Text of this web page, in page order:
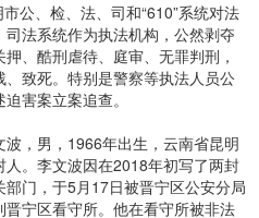
公、检、法、司和“610”系统对法
法系统作为执法机构，公然剥夺
、酷刑虐待、庭审、无罪判刑，
致死。特别是警察等执法人员公
害案立案追查。
波，男，1966年出生，云南省昆明
。李文波因在2018年初写了两封
门，于5月17日被晋宁区公安分局
宁区看守所。他在看守所被非法